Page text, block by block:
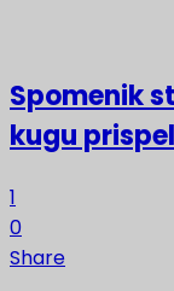
Spomenik
kugu
1
0
Share